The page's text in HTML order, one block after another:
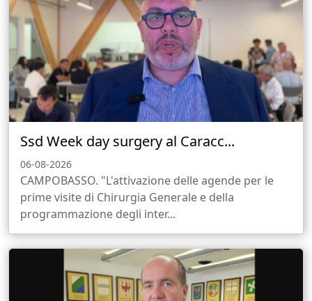
Ssd Week day surgery al Caracc...
06-08-2026
CAMPOBASSO. "L'attivazione delle agende per le
prime visite di Chirurgia Generale e della
programmazione degli inter...